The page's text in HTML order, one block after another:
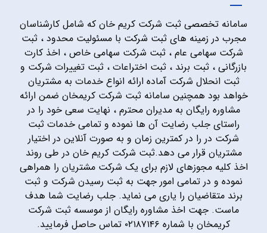
سامانه تخصصی ثبت شرکت کریم خان که شامل کارشناسان
مجرب در زمینه های ثبت شرکت با مسئولیت محدود ، ثبت
شرکت سهامی عام ، ثبت شرکت سهامی خاص ، اخذ کارت
بازرگانی ، ثبت برند ، ثبت اختراعات ، ثبت تغییرات شرکت و
ثبت انحلال شرکت آماده ارائه انواع خدمات به مشتریان
خواهد بود همچنین سامانه ثبت شرکت کریمخان ضمن ارائه
مشاوره رایگان به مدیران محترم ، نهایت سعی خود را در
راستای جلب رضایت آن ها نموده و تمامی خدمات ثبت
شرکت در را در کمترین زمان و به صورت آنلاین در اختیار
مشتریان قرار می دهد.ثبت شرکت کریم خان در طی روند
اخذ کلیه مجوزهای لازم برای یک شرکت مشتریان را همراهی
نموده و در تمامی امور جهت به ثبت رسیدن شرکت و ثبت
برند متقاضیان را یاری می نماید. جلب رضایت شما هدف
ماست. جهت اخذ مشاوره رایگان از موسسه ثبت شرکت
کریمخان با شماره ۰۲۱۸۷۱۴۶ تماس حاصل فرمایید.